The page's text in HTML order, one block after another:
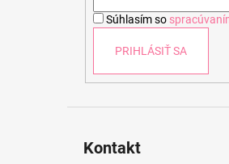
Súhlasím so
PRIHLÁSIŤ SA
Kontakt